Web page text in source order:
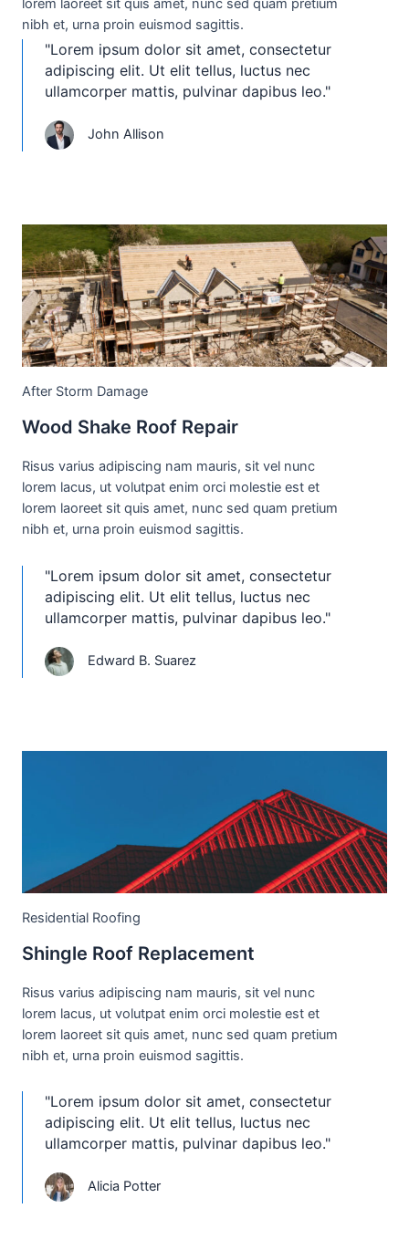
nibh et, urna proin euismod sagittis.
"Lorem ipsum dolor sit amet, consectetur
adipiscing elit. Ut elit tellus, luctus nec
ullamcorper mattis, pulvinar dapibus leo."
John Allison
After Storm Damage
Wood Shake Roof Repair
Risus varius adipiscing nam mauris, sit vel nunc
lorem lacus, ut volutpat enim orci molestie est et
lorem laoreet sit quis amet, nunc sed quam pretium
nibh et, urna proin euismod sagittis.
"Lorem ipsum dolor sit amet, consectetur
adipiscing elit. Ut elit tellus, luctus nec
ullamcorper mattis, pulvinar dapibus leo."
Edward B. Suarez
Residential Roofing
Shingle Roof Replacement
Risus varius adipiscing nam mauris, sit vel nunc
lorem lacus, ut volutpat enim orci molestie est et
lorem laoreet sit quis amet, nunc sed quam pretium
nibh et, urna proin euismod sagittis.
"Lorem ipsum dolor sit amet, consectetur
adipiscing elit. Ut elit tellus, luctus nec
ullamcorper mattis, pulvinar dapibus leo."
Alicia Potter